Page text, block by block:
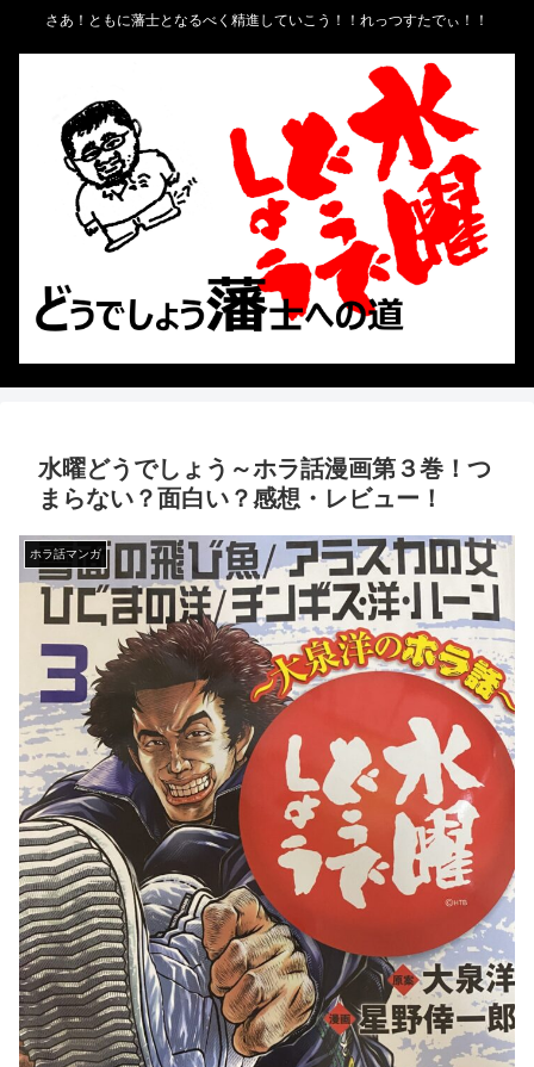
さあ！ともに藩士となるべく精進していこう！！れっつすたでぃ！！
水曜どうでしょう～ホラ話漫画第３巻！つ
まらない？面白い？感想・レビュー！
ホラ話マンガ